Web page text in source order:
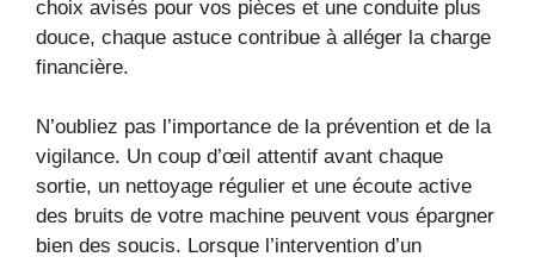
choix avisés pour vos pièces et une conduite plus
douce, chaque astuce contribue à alléger la charge
financière.
N’oubliez pas l’importance de la prévention et de la
vigilance. Un coup d’œil attentif avant chaque
sortie, un nettoyage régulier et une écoute active
des bruits de votre machine peuvent vous épargner
bien des soucis. Lorsque l’intervention d’un